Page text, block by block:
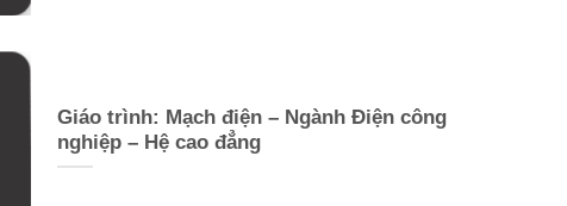
Giáo trình: Mạch điện – Ngành Điện công
nghiệp – Hệ cao đẳng